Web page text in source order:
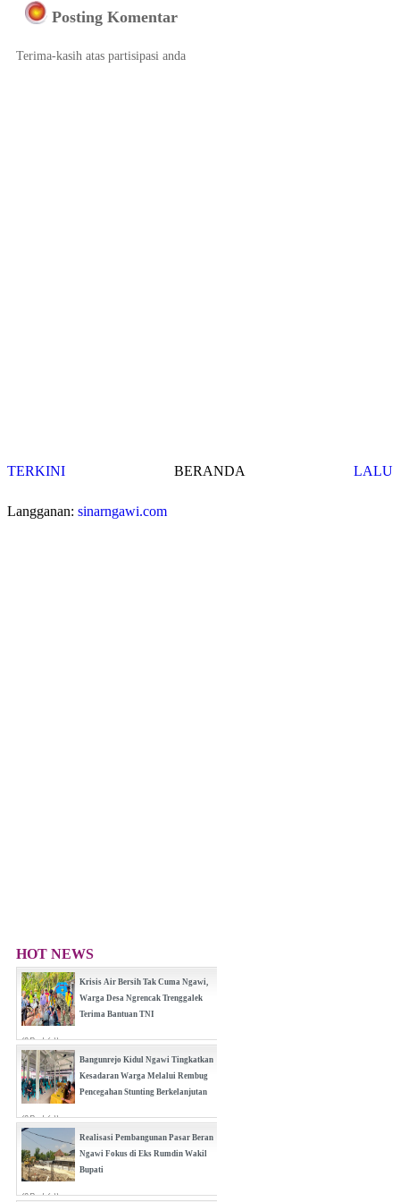
Posting Komentar
Terima-kasih atas partisipasi anda
TERKINI LALU
BERANDA
Langganan: sinarngawi.com
HOT NEWS
Krisis Air Bersih Tak Cuma Ngawi,
Warga Desa Ngrencak Trenggalek
Terima Bantuan TNI
(0 Reply(s))
Bangunrejo Kidul Ngawi Tingkatkan
Kesadaran Warga Melalui Rembug
Pencegahan Stunting Berkelanjutan
(0 Reply(s))
Realisasi Pembangunan Pasar Beran
Ngawi Fokus di Eks Rumdin Wakil
Bupati
(0 Reply(s))